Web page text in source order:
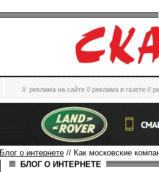
//реклама на сайте//реклама в газете//
Блог о интернете // Как московские
БЛОГ О ИНТЕРНЕТЕ